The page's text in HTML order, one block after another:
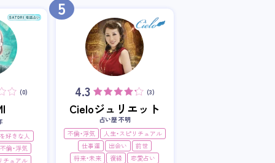
(0)
好きな人
不倫・浮気
チュアル
5
4.3 (3)
Cieloジュリエット
占い歴 不明
不倫・浮気
人生・スピリチュアル
仕事運
出会い
前世
将来・未来
復縁 恋愛占い